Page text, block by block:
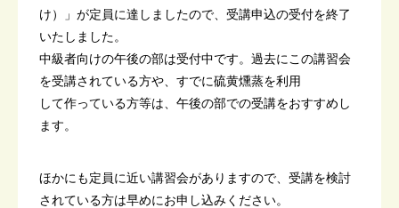
け）」が定員に達しましたので、受講申込の受付を終了
いたしました。
中級者向けの午後の部は受付中です。過去にこの講習会
を受講されている方や、すでに硫黄燻蒸を利用
して作っている方等は、午後の部での受講をおすすめし
ます。
ほかにも定員に近い講習会がありますので、受講を検討
されている方は早めにお申し込みください。